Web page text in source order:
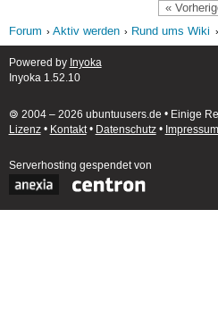
«
Forum Aktiv werden Rund ums Wiki
Powered by Inyoka
Inyoka 1.52.10
🄯 2004 – 2026 ubuntuusers.de • Einige
Lizenz• Kontakt• Datenschutz• Impressum
Serverhosting gespendet von